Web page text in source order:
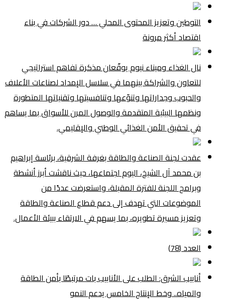
التوطين وتعزيز المحتوى المحلي … دور الشركات في بناء
اقتصاد أكثر مرونة
نال الغذاء وميناء نيوم يوقّعان مذكرة تفاهم استراتيجي
للتعاون والشراكة بينهما في سلاسل الإمداد لصناعات الأعلاف
والحبوب وجداراتها وتنوّعها وتنافسيتها وتقنياتها المتطورة
ونظمها البيئية المتقدمة والوصول المرن للأسواق بما يساهم
في تحقيق الأمن الغذائي الوطني والإقليمي.
عقدت لجنة الصناعة والطاقة بغرفة الشرقية، برئاسة إبراهيم
بن محمد آل الشيخ، اليوم اجتماعها، حيث ناقشت أبرز أنشطة
وبرامج اللجنة للفترة المقبلة، واستعرضت عددًا من
الموضوعات التي تهدف إلى دعم قطاع الصناعة والطاقة
وتعزيز مسيرة تطويره، بما يسهم في الارتقاء ببيئة الأعمال.
العدد (78)
أنابيب الشرق: الطلب على الأنابيب بات مرتبطًا بأمن الطاقة
والمياه.. وخط الإنتاج الخامس يدعم النمو